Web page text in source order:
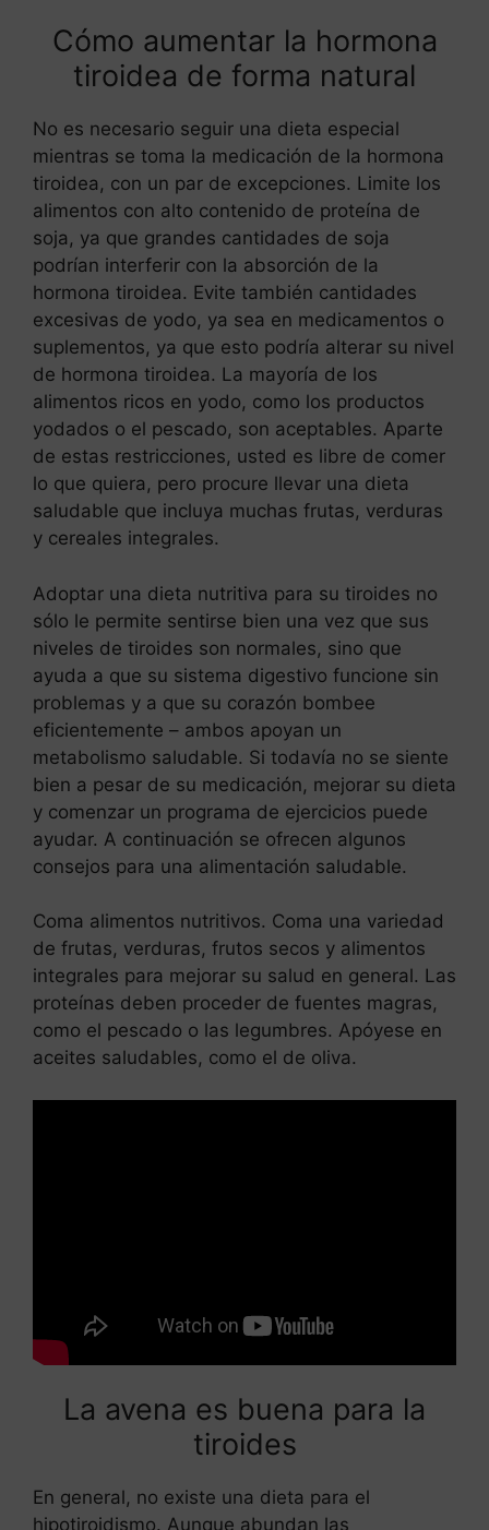
Cómo aumentar la hormona
tiroidea de forma natural
No es necesario seguir una dieta especial
mientras se toma la medicación de la hormona
tiroidea, con un par de excepciones. Limite los
alimentos con alto contenido de proteína de
soja, ya que grandes cantidades de soja
podrían interferir con la absorción de la
hormona tiroidea. Evite también cantidades
excesivas de yodo, ya sea en medicamentos o
suplementos, ya que esto podría alterar su nivel
de hormona tiroidea. La mayoría de los
alimentos ricos en yodo, como los productos
yodados o el pescado, son aceptables. Aparte
de estas restricciones, usted es libre de comer
lo que quiera, pero procure llevar una dieta
saludable que incluya muchas frutas, verduras
y cereales integrales.
Adoptar una dieta nutritiva para su tiroides no
sólo le permite sentirse bien una vez que sus
niveles de tiroides son normales, sino que
ayuda a que su sistema digestivo funcione sin
problemas y a que su corazón bombee
eficientemente – ambos apoyan un
metabolismo saludable. Si todavía no se siente
bien a pesar de su medicación, mejorar su dieta
y comenzar un programa de ejercicios puede
ayudar. A continuación se ofrecen algunos
consejos para una alimentación saludable.
Coma alimentos nutritivos. Coma una variedad
de frutas, verduras, frutos secos y alimentos
integrales para mejorar su salud en general. Las
proteínas deben proceder de fuentes magras,
como el pescado o las legumbres. Apóyese en
aceites saludables, como el de oliva.
La avena es buena para la
tiroides
En general, no existe una dieta para el
hipotiroidismo. Aunque abundan las